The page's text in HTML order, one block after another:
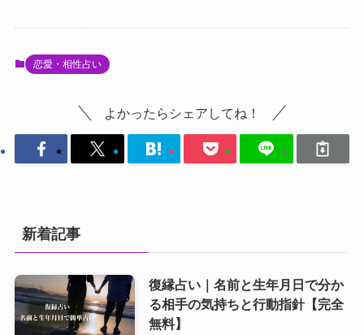
恋愛・相性占い
よかったらシェアしてね！
新着記事
復縁占い｜名前と生年月日で分か
る相手の気持ちと行動指針【完全
無料】